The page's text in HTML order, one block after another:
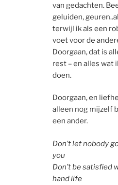
van gedachten.
geluiden,
terwijl ik als een
voet voor de
Doorgaan, dat is
rest – en alles wat
doen.
Doorgaan, en
alleen nog mijzelf
een ander.
Don’t let nobody
you
Don’t be satisfied
hand life